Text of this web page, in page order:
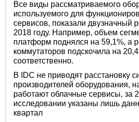
Все виды рассматриваемого
используемого для
сервисов, показали двузначный
2018 году. Например, объем
платформ поднялся на 59,1%, а
коммутаторов подскочила на
соответственно.
В IDC не приводят расстановку
производителей оборудования,
работают облачные сервисы, за
исследовании указаны лишь
квартал